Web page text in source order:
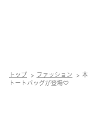
トップ ファッション
トートバッグが登場♡